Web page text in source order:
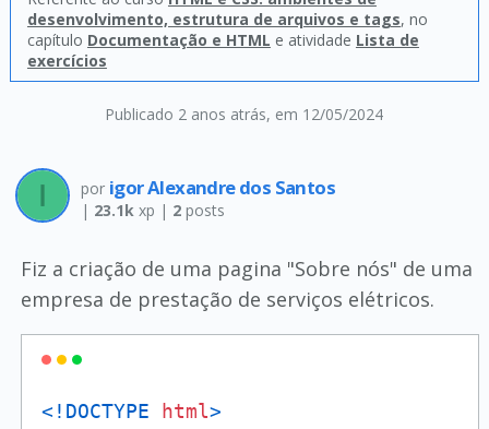
Publicado 2 anos atrás, em 12/05/2024
desenvolvimento, estrutura de arquivos e tags, no
capítulo Documentação e HTML e atividade Lista de
exercícios
por igor Alexandre dos Santos
| 23.1kxp | 2posts
Fiz a criação de uma pagina "Sobre nós" de uma
empresa de prestação de serviços elétricos.
<!DOCTYPE html>